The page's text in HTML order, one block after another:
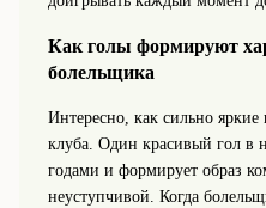
Как голы формируют
болельщика
Интересно, как сильно
клуба. Один красивый гол в
годами и формирует образ
неуступчивой. Когда